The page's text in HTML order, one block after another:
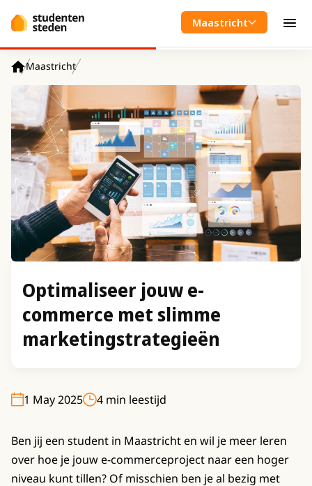
Maastricht
Home
Maastricht
Optimaliseer jouw e-
commerce met slimme
marketingstrategieën
1 May 2025 4 min leestijd
Ben jij een student in Maastricht en wil je meer leren
over hoe je jouw e-commerceproject naar een hoger
niveau kunt tillen? Of misschien ben je al bezig met